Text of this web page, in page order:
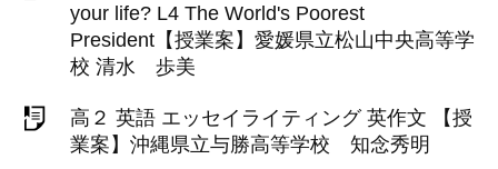
your life? L4 The World's Poorest
President【授業案】愛媛県立松山中央高等学
校 清水 歩美
高２ 英語 エッセイライティング 英作文 【授
業案】沖縄県立与勝高等学校 知念秀明